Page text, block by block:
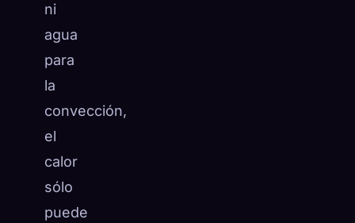
ni
agua
para
la
convección,
el
calor
sólo
puede